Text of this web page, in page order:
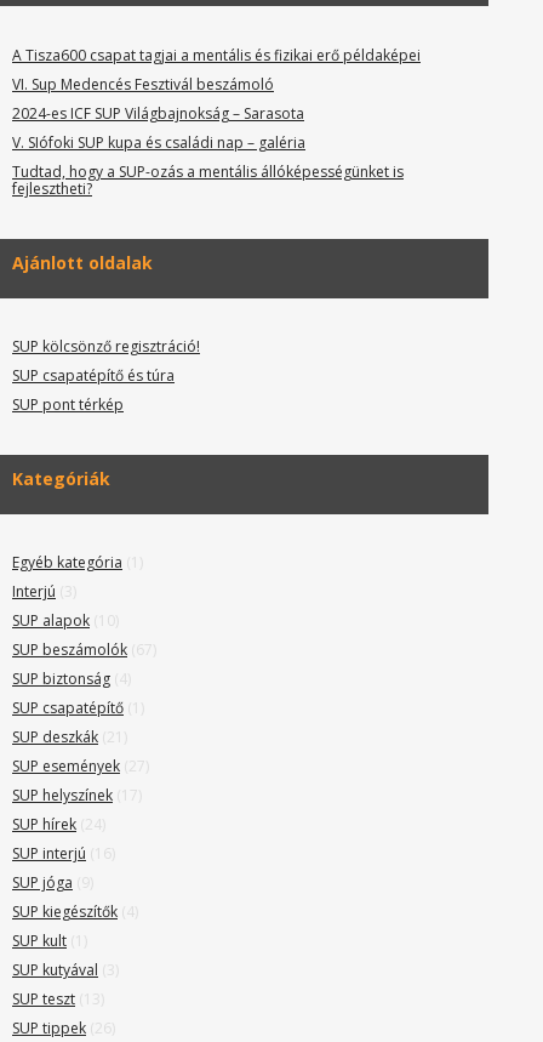
A Tisza600 csapat tagjai a mentális és fizikai erő példaképei
VI. Sup Medencés Fesztivál beszámoló
2024-es ICF SUP Világbajnokság – Sarasota
V. SIófoki SUP kupa és családi nap – galéria
Tudtad, hogy a SUP-ozás a mentális állóképességünket is
fejlesztheti?
Ajánlott oldalak
SUP kölcsönző regisztráció!
SUP csapatépítő és túra
SUP pont térkép
Kategóriák
Egyéb kategória (1)
Interjú (3)
SUP alapok (10)
SUP beszámolók (67)
SUP biztonság (4)
SUP csapatépítő (1)
SUP deszkák (21)
SUP események (27)
SUP helyszínek (17)
SUP hírek (24)
SUP interjú (16)
SUP jóga (9)
SUP kiegészítők (4)
SUP kult (1)
SUP kutyával (3)
SUP teszt (13)
SUP tippek (26)